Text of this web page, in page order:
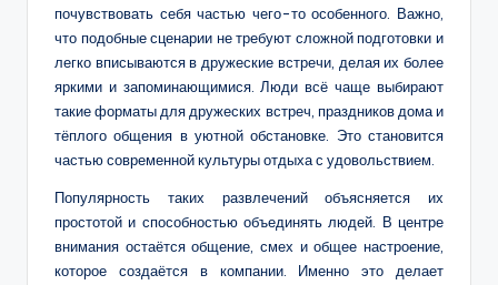
почувствовать себя частью чего-то особенного. Важно,
что подобные сценарии не требуют сложной подготовки и
легко вписываются в дружеские встречи, делая их более
яркими и запоминающимися. Люди всё чаще выбирают
такие форматы для дружеских встреч, праздников дома и
тёплого общения в уютной обстановке. Это становится
частью современной культуры отдыха с удовольствием.
Популярность таких развлечений объясняется их
простотой и способностью объединять людей. В центре
внимания остаётся общение, смех и общее настроение,
которое создаётся в компании. Именно это делает